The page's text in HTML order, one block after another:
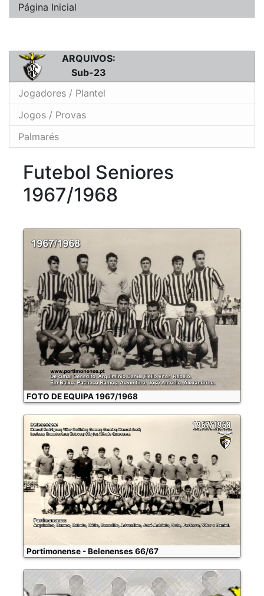
Página Inicial
ARQUIVOS:
Sub-23
Jogadores / Plantel
Jogos / Provas
Palmarés
Futebol Seniores
1967/1968
FOTO DE EQUIPA 1967/1968
Portimonense - Belenenses 66/67